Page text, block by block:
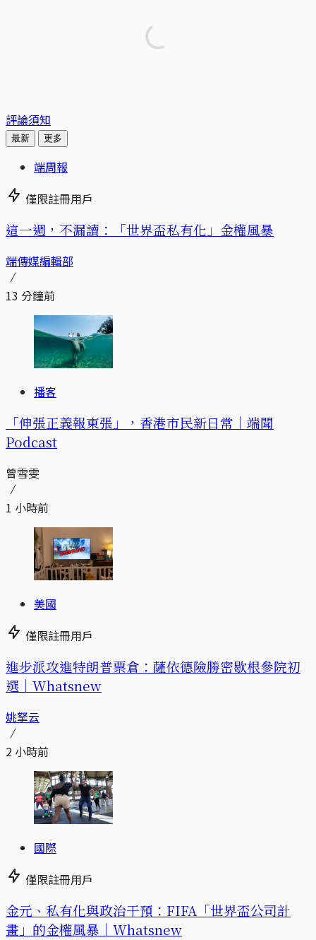
評論須知
最新 更多
端周報
僅限註冊用戶
這一週，不漏讀：「世界盃私有化」金權風暴
端傳媒編輯部
13 分鐘前
播客
「伸張正義報東張」，香港市民新日常｜端聞
Podcast
曾雪雯
1 小時前
美國
僅限註冊用戶
進步派攻進特朗普票倉：薩依德險勝密歇根參院初
選｜Whatsnew
姚拏云
2 小時前
國際
僅限註冊用戶
金元、私有化與政治干預：FIFA「世界盃公司計
畫」的金權風暴｜Whatsnew